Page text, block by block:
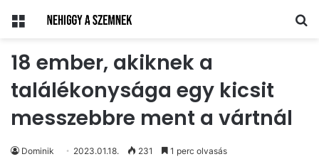
Menü
18 ember, akiknek a
találékonysága egy kicsit
messzebbre ment a vártnál
Dominik 2023.01.18. 231 1 perc olvasás